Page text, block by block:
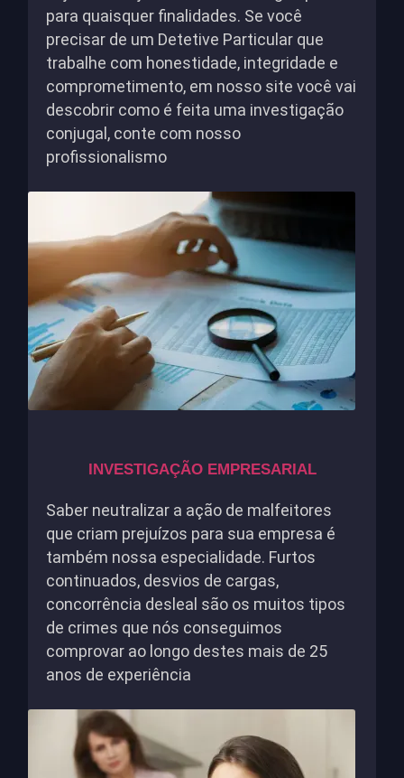
para quaisquer finalidades. Se você
precisar de um Detetive Particular que
trabalhe com honestidade, integridade e
comprometimento, em nosso site você vai
descobrir como é feita uma investigação
conjugal, conte com nosso
profissionalismo
INVESTIGAÇÃO EMPRESARIAL
Saber neutralizar a ação de malfeitores
que criam prejuízos para sua empresa é
também nossa especialidade. Furtos
continuados, desvios de cargas,
concorrência desleal são os muitos tipos
de crimes que nós conseguimos
comprovar ao longo destes mais de 25
anos de experiência